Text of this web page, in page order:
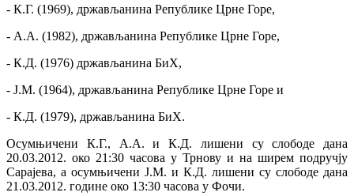
- К.Г. (1969), држављанина Републике Црне Горе,
- А.А. (1982), држављанина Републике Црне Горе,
- К.Д. (1976) држављанина БиХ,
- Ј.М. (1964), држављанина Републике Црне Горе и
- К.Д. (1979), држављанина БиХ.
Осумњичени К.Г., А.А. и К.Д. лишени су слободе дана
20.03.2012. око 21:30 часова у Трнову и на ширем подручју
Сарајева, а осумњичени Ј.М. и К.Д. лишени су слободе дана
21.03.2012. године око 13:30 часова у Фочи.